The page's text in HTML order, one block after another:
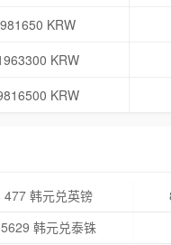
981650 KRW
KRW
KRW
477 韩元兑英镑
5629 韩元兑泰铢